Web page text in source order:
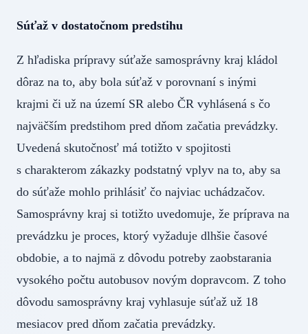
Súťaž v dostatočnom predstihu
Z hľadiska prípravy súťaže samosprávny kraj kládol
dôraz na to, aby bola súťaž v porovnaní s inými
krajmi či už na území SR alebo ČR vyhlásená s čo
najväčším predstihom pred dňom začatia prevádzky.
Uvedená skutočnosť má totižto v spojitosti
s charakterom zákazky podstatný vplyv na to, aby sa
do súťaže mohlo prihlásiť čo najviac uchádzačov.
Samosprávny kraj si totižto uvedomuje, že príprava na
prevádzku je proces, ktorý vyžaduje dlhšie časové
obdobie, a to najmä z dôvodu potreby zaobstarania
vysokého počtu autobusov novým dopravcom. Z toho
dôvodu samosprávny kraj vyhlasuje súťaž už 18
mesiacov pred dňom začatia prevádzky.